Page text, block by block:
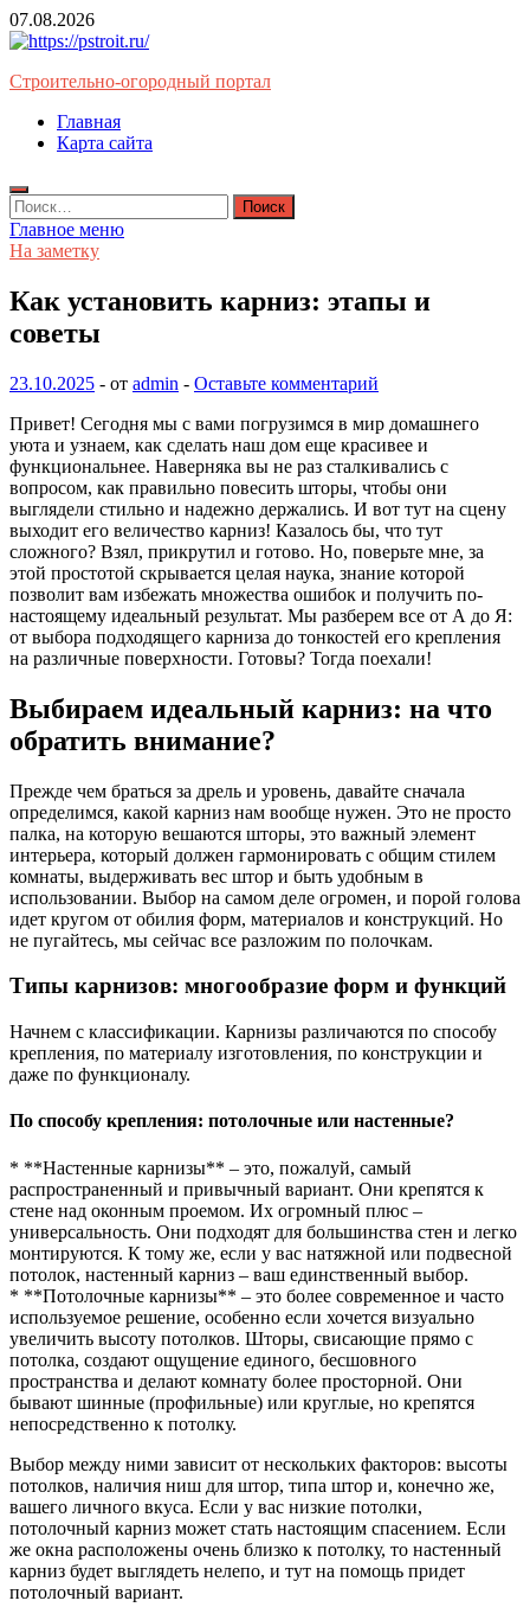
Перейти
к
07.08.2026
Строительно-огородный портал
Главная
Карта сайта
Найти:
Главное меню
На заметку
Как установить карниз: этапы и
советы
23.10.2025 - от admin - Оставьте комментарий
Привет! Сегодня мы с вами погрузимся в мир домашнего
уюта и узнаем, как сделать наш дом еще красивее и
функциональнее. Наверняка вы не раз сталкивались с
вопросом, как правильно повесить шторы, чтобы они
выглядели стильно и надежно держались. И вот тут на сцену
выходит его величество карниз! Казалось бы, что тут
сложного? Взял, прикрутил и готово. Но, поверьте мне, за
этой простотой скрывается целая наука, знание которой
позволит вам избежать множества ошибок и получить по-
настоящему идеальный результат. Мы разберем все от А до Я:
от выбора подходящего карниза до тонкостей его крепления
на различные поверхности. Готовы? Тогда поехали!
Выбираем идеальный карниз: на что
обратить внимание?
Прежде чем браться за дрель и уровень, давайте сначала
определимся, какой карниз нам вообще нужен. Это не просто
палка, на которую вешаются шторы, это важный элемент
интерьера, который должен гармонировать с общим стилем
комнаты, выдерживать вес штор и быть удобным в
использовании. Выбор на самом деле огромен, и порой голова
идет кругом от обилия форм, материалов и конструкций. Но
не пугайтесь, мы сейчас все разложим по полочкам.
Типы карнизов: многообразие форм и функций
Начнем с классификации. Карнизы различаются по способу
крепления, по материалу изготовления, по конструкции и
даже по функционалу.
По способу крепления: потолочные или настенные?
* **Настенные карнизы** – это, пожалуй, самый
распространенный и привычный вариант. Они крепятся к
стене над оконным проемом. Их огромный плюс –
универсальность. Они подходят для большинства стен и легко
монтируются. К тому же, если у вас натяжной или подвесной
потолок, настенный карниз – ваш единственный выбор.
* **Потолочные карнизы** – это более современное и часто
используемое решение, особенно если хочется визуально
увеличить высоту потолков. Шторы, свисающие прямо с
потолка, создают ощущение единого, бесшовного
пространства и делают комнату более просторной. Они
бывают шинные (профильные) или круглые, но крепятся
непосредственно к потолку.
Выбор между ними зависит от нескольких факторов: высоты
потолков, наличия ниш для штор, типа штор и, конечно же,
вашего личного вкуса. Если у вас низкие потолки,
потолочный карниз может стать настоящим спасением. Если
же окна расположены очень близко к потолку, то настенный
карниз будет выглядеть нелепо, и тут на помощь придет
потолочный вариант.